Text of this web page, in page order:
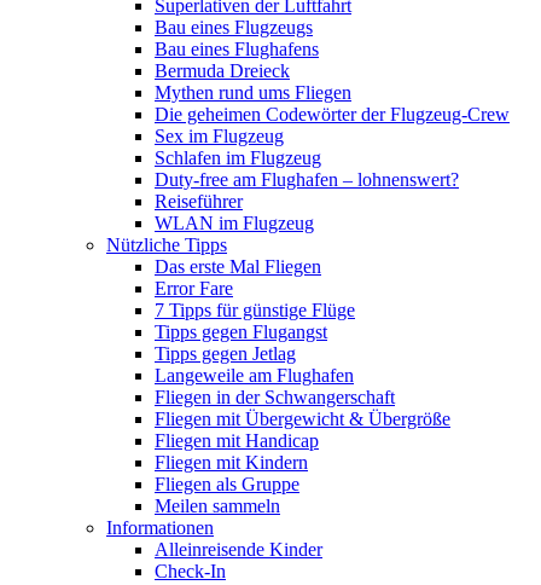
Superlativen der Luftfahrt
Bau eines Flugzeugs
Bau eines Flughafens
Bermuda Dreieck
Mythen rund ums Fliegen
Die geheimen Codewörter der Flugzeug-Crew
Sex im Flugzeug
Schlafen im Flugzeug
Duty-free am Flughafen – lohnenswert?
Reiseführer
WLAN im Flugzeug
Nützliche Tipps
Das erste Mal Fliegen
Error Fare
7 Tipps für günstige Flüge
Tipps gegen Flugangst
Tipps gegen Jetlag
Langeweile am Flughafen
Fliegen in der Schwangerschaft
Fliegen mit Übergewicht & Übergröße
Fliegen mit Handicap
Fliegen mit Kindern
Fliegen als Gruppe
Meilen sammeln
Informationen
Alleinreisende Kinder
Check-In